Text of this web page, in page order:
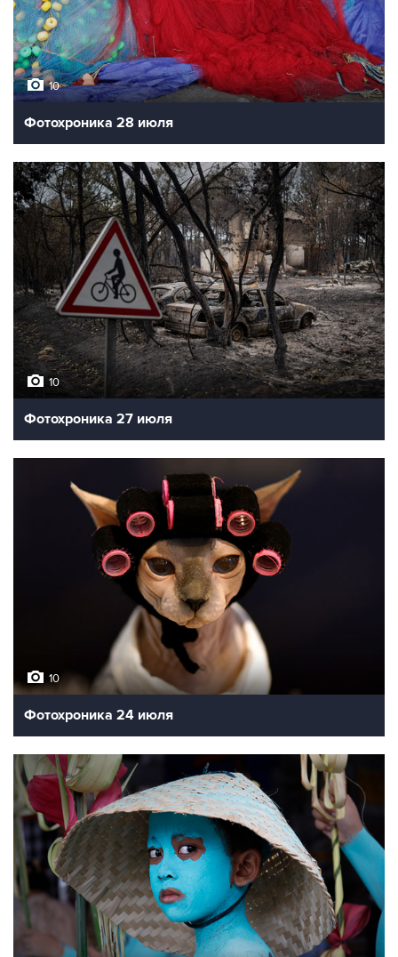
10
Фотохроника 28 июля
10
Фотохроника 27 июля
10
Фотохроника 24 июля